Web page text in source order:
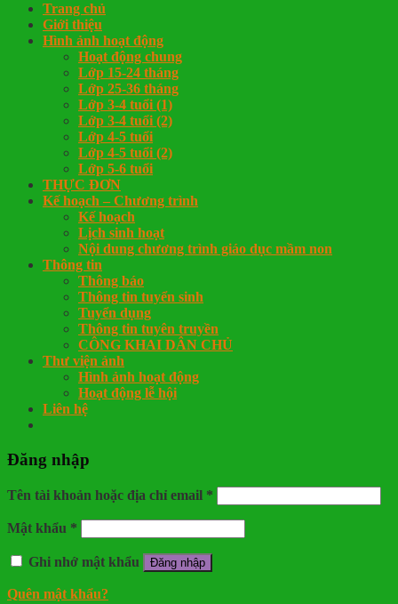
Trang chủ
Giới thiệu
Hình ảnh hoạt động
Hoạt động chung
Lớp 15-24 tháng
Lớp 25-36 tháng
Lớp 3-4 tuổi (1)
Lớp 3-4 tuổi (2)
Lớp 4-5 tuổi
Lớp 4-5 tuổi (2)
Lớp 5-6 tuổi
THỰC ĐƠN
Kế hoạch – Chương trình
Kế hoạch
Lịch sinh hoạt
Nội dung chương trình giáo dục mầm non
Thông tin
Thông báo
Thông tin tuyển sinh
Tuyển dụng
Thông tin tuyên truyền
CÔNG KHAI DÂN CHỦ
Thư viện ảnh
Hình ảnh hoạt động
Hoạt động lễ hội
Liên hệ
Đăng nhập
Tên tài khoản hoặc địa chỉ email *
Mật khẩu *
Ghi nhớ mật khẩu Đăng nhập
Quên mật khẩu?